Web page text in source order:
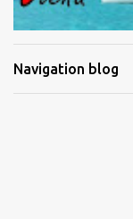
Navigation blog